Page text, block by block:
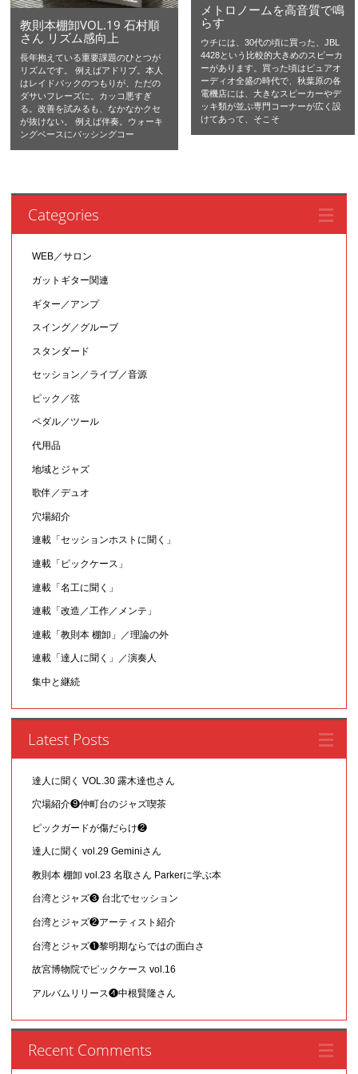
メトロノームを高音質で鳴
らす
ウチには、30代の頃に買った、JBL
4428という比較的大きめのスピーカ
ーがあります。買った頃はピュアオ
ーディオ全盛の時代で、秋葉原の各
電機店には、大きなスピーカーやデ
ッキ類が並ぶ専門コーナーが広く設
けてあって、そこそ
教則本棚卸VOL.19 石村順
さん リズム感向上
長年抱えている重要課題のひとつが
リズムです。 例えばアドリブ。本人
はレイドバックのつもりが、ただの
ダサいフレーズに。カッコ悪すぎ
る。改善を試みるも、なかなかクセ
が抜けない。 例えば伴奏。ウォーキ
ングベースにパッシングコー
Categories
WEB／サロン
ガットギター関連
ギター／アンプ
スイング／グルーブ
スタンダード
セッション／ライブ／音源
ピック／弦
ペダル／ツール
代用品
地域とジャズ
歌伴／デュオ
穴場紹介
連載「セッションホストに聞く」
連載「ピックケース」
連載「名工に聞く」
連載「改造／工作／メンテ」
連載「教則本 棚卸」／理論の外
連載「達人に聞く」／演奏人
集中と継続
Latest Posts
達人に聞く VOL.30 露木達也さん
穴場紹介❾仲町台のジャズ喫茶
ピックガードが傷だらけ❷
達人に聞く vol.29 Geminiさん
教則本 棚卸 vol.23 名取さん Parkerに学ぶ本
台湾とジャズ❸ 台北でセッション
台湾とジャズ❷アーティスト紹介
台湾とジャズ❶黎明期ならではの面白さ
故宮博物院でピックケース vol.16
アルバムリリース❹中根賢隆さん
Recent Comments